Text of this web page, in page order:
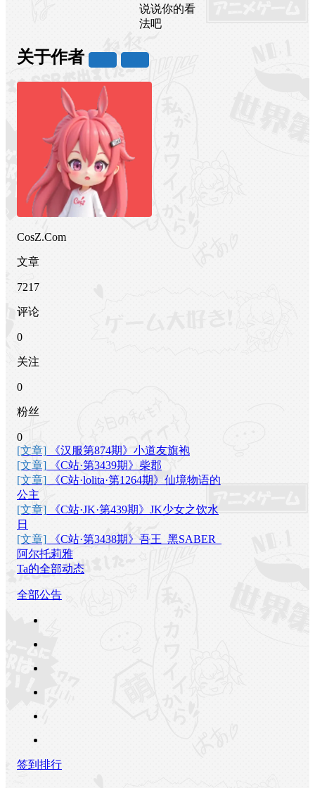
说说你的看
法吧
关于作者
CosZ.Com
文章
7217
评论
0
关注
0
粉丝
0
[文章] 《汉服第874期》小道友旗袍
[文章] 《C站·第3439期》柴郡
[文章] 《C站·lolita·第1264期》仙境物语的
公主
[文章] 《C站·JK·第439期》JK少女之饮水
日
[文章] 《C站·第3438期》吾王_黑SABER_
阿尔托莉雅
Ta的全部动态
全部公告
签到排行